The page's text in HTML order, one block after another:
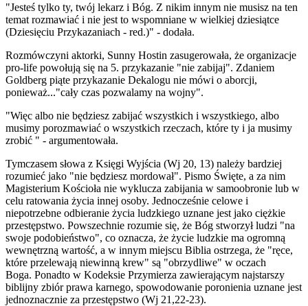
"Jesteś tylko ty, twój lekarz i Bóg. Z nikim innym nie musisz na ten
temat rozmawiać i nie jest to wspomniane w wielkiej dziesiątce
(Dziesięciu Przykazaniach - red.)" - dodała.
Rozmówczyni aktorki, Sunny Hostin zasugerowała, że organizacje
pro-life powołują się na 5. przykazanie "nie zabijaj". Zdaniem
Goldberg piąte przykazanie Dekalogu nie mówi o aborcji,
ponieważ..."cały czas pozwalamy na wojny".
"Więc albo nie będziesz zabijać wszystkich i wszystkiego, albo
musimy porozmawiać o wszystkich rzeczach, które ty i ja musimy
zrobić " - argumentowała.
Tymczasem słowa z Księgi Wyjścia (Wj 20, 13) należy bardziej
rozumieć jako "nie będziesz mordował". Pismo Święte, a za nim
Magisterium Kościoła nie wyklucza zabijania w samoobronie lub w
celu ratowania życia innej osoby. Jednocześnie celowe i
niepotrzebne odbieranie życia ludzkiego uznane jest jako ciężkie
przestępstwo. Powszechnie rozumie się, że Bóg stworzył ludzi "na
swoje podobieństwo", co oznacza, że życie ludzkie ma ogromną
wewnętrzną wartość, a w innym miejscu Biblia ostrzega, że "ręce,
które przelewają niewinną krew" są "obrzydliwe" w oczach
Boga. Ponadto w Kodeksie Przymierza zawierającym najstarszy
biblijny zbiór prawa karnego, spowodowanie poronienia uznane jest
jednoznacznie za przestępstwo (Wj 21,22-23).